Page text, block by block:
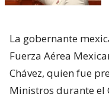
La gobernante
Fuerza Aérea
Chávez, quien fue
Ministros durante el